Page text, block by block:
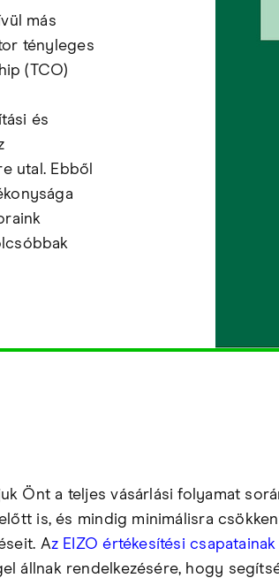
más
tényleges
(TCO)
és
utal. Ebből
Önt a teljes vásárlási folyamat
is, és mindig minimálisra
Az EIZO értékesítési
állnak rendelkezésére, hogy